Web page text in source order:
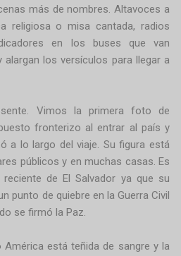
más de nombres. Altavoces a
religiosa o misa cantada, radios
en los buses que van
alargan los versículos para llegar a
Vimos la primera foto de
fronterizo al entrar al país y
a lo largo del viaje. Su figura está
públicos y en muchas casas. Es
de El Salvador ya que su
punto de quiebre en la Guerra Civil
se firmó la Paz.
está teñida de sangre y la